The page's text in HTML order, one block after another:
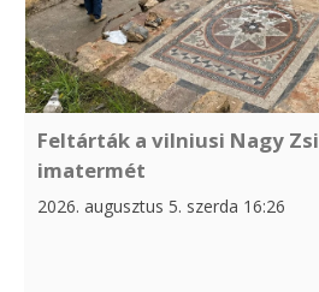
Feltárták a vilniusi Nagy
imatermét
2026. augusztus 5. szerda 16:26